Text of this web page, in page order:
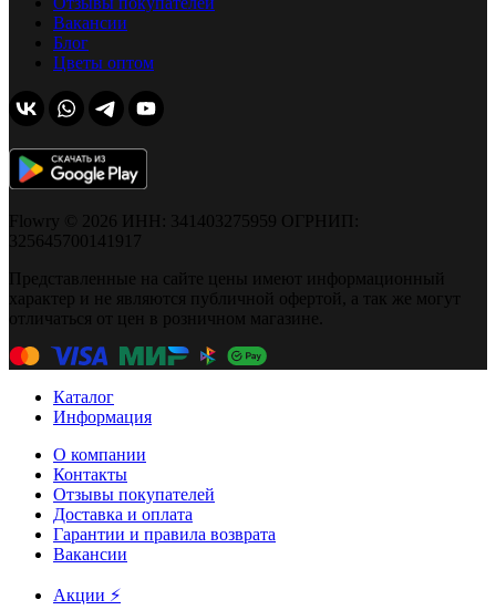
Вакансии
Блог
Цветы оптом
Flowry © 2026 ИНН: 341403275959 ОГРНИП:
325645700141917
Представленные на сайте цены имеют информационный
характер и не являются публичной офертой, а так же могут
отличаться от цен в розничном магазине.
Каталог
Информация
О компании
Контакты
Отзывы покупателей
Доставка и оплата
Гарантии и правила возврата
Вакансии
Акции ⚡️